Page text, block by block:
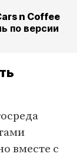
n Coffee
по версии
вместе с